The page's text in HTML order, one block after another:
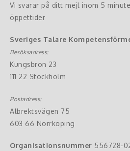
Vi svarar på ditt mejl inom 5
öppettider
Sveriges Talare
Besöksadress:
Kungsbron 23
111 22 Stockholm
Postadress:
Albrektsvägen 75
603 66 Norrköping
Organisationsnummer 556728-